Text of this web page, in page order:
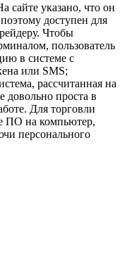
сайте указано, что он
доступен для
Чтобы
пользователь
в системе с
или SMS;
рассчитанная на
довольно проста в
Для торговли
ПО на компьютер,
персонального